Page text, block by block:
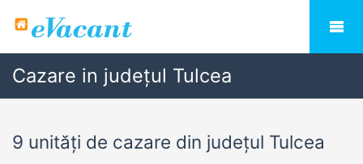
Cazare in județul Tulcea
9 unități de cazare din județul Tulcea